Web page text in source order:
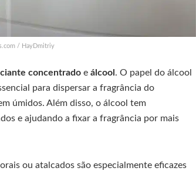
/ HayDmitriy
concentrado e álcool . O papel do álcool
para dispersar a fragrância do
úmidos. Além disso, o álcool tem
e ajudando a fixar a fragrância por mais
ou atalcados são especialmente eficazes